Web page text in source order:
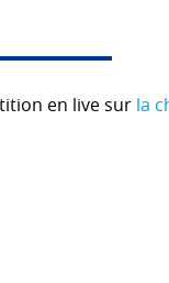
en live sur la